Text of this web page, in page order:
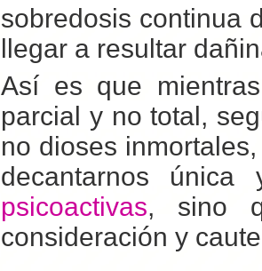
sobredosis continua
llegar a resultar
Así es que
parcial y no total,
no dioses
decantarnos única
psicoactivas, sino
consideración y